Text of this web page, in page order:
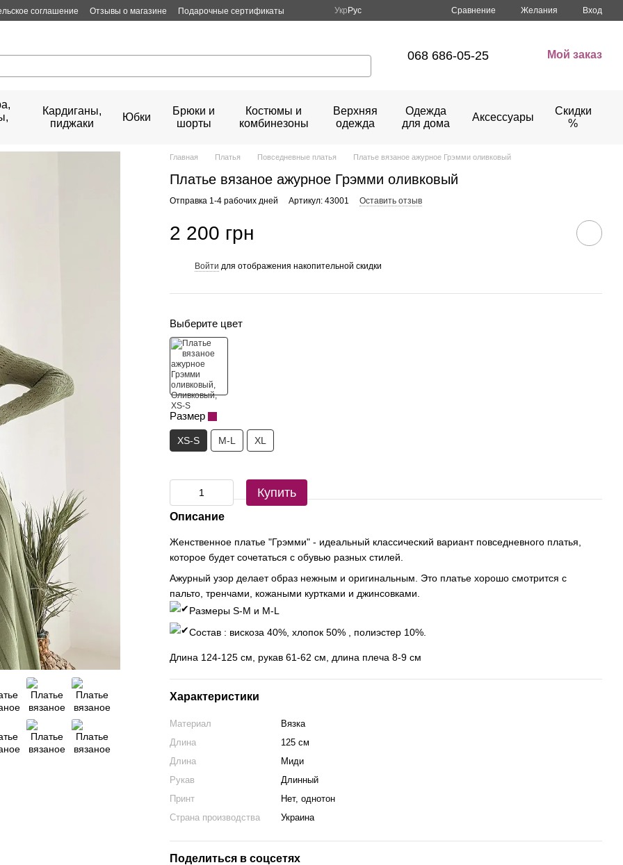
соглашение Отзывы о магазине Подарочные сертификаты Укр Рус Сравнение Желания Вход
068 686-05-25 Мой заказ
Кардиганы,
пиджаки
Юбки
Брюки и
шорты
Костюмы и
комбинезоны
Верхняя
одежда
Одежда
для дома
Аксессуары
Скидки
%
Главная Платья Повседневные платья Платье вязаное ажурное Грэмми оливковый
Платье вязаное ажурное Грэмми оливковый
Отправка 1-4 рабочих дней Артикул: 43001 Оставить отзыв
2 200 грн
Войти для отображения накопительной скидки
Выберите цвет
Размер
XS-S M-L XL
Купить
Описание
Женственное платье "Грэмми" - идеальный классический вариант повседневного платья,
которое будет сочетаться с обувью разных стилей.
Ажурный узор делает образ нежным и оригинальным. Это платье хорошо смотрится с
пальто, тренчами, кожаными куртками и джинсовками.
Размеры S-M и M-L
Состав : вискоза 40%, хлопок 50% , полиэстер 10%.
Длина 124-125 см, рукав 61-62 см, длина плеча 8-9 см
Характеристики
Материал
Вязка
Длина
125 см
Длина
Миди
Рукав
Длинный
Принт
Нет, однотон
Страна производства
Украина
Поделиться в соцсетях